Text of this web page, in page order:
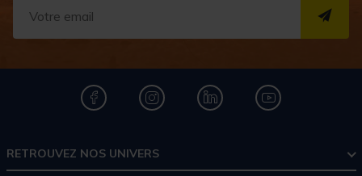
RETROUVEZ NOS UNIVERS